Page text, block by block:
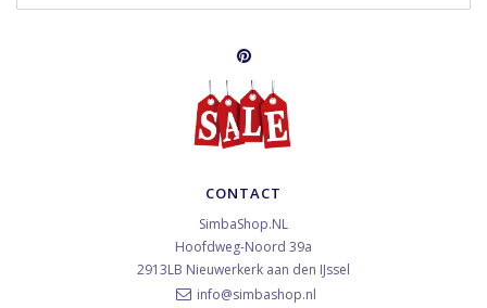
CONTACT
SimbaShop.NL
Hoofdweg-Noord 39a
2913LB Nieuwerkerk aan den IJssel
info@simbashop.nl